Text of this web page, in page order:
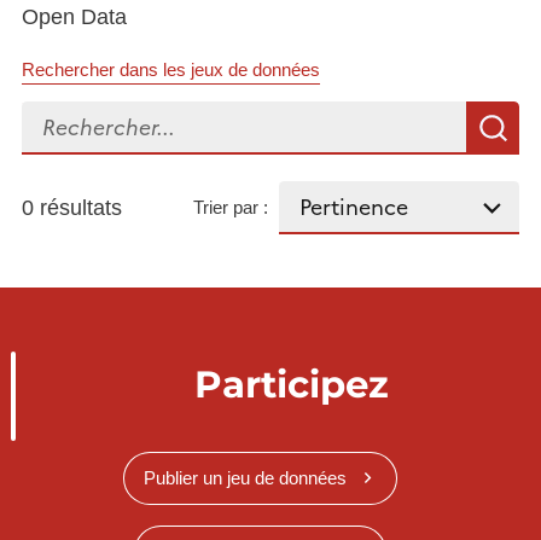
Open Data
Rechercher dans les jeux de données
Rechercher...
0 résultats Trier par :
Participez
Publier un jeu de données